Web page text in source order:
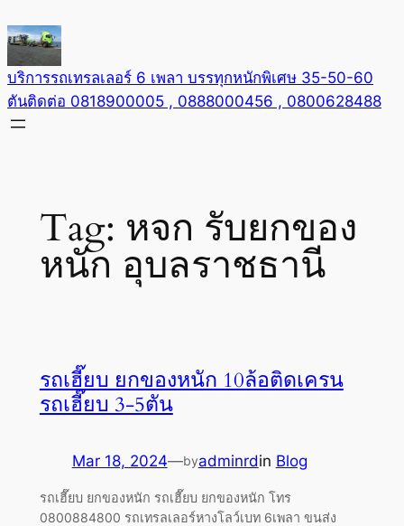
to
content
บริการรถเทรลเลอร์ 6 เพลา บรรทุกหนักพิเศษ 35-50-60
ตันติดต่อ 0818900005 , 0888000456 , 0800628488
Tag: หจก รับยกของ
หนัก อุบลราชธานี
รถเฮี๊ยบ ยกของหนัก 10ล้อติดเครน
รถเฮี๊ยบ 3-5ตัน
Mar 18, 2024—byadminrdin Blog
รถเฮี๊ยบ ยกของหนัก รถเฮี๊ยบ ยกของหนัก โทร
0800884800 รถเทรลเลอร์หางโลว์เบท 6เพลา ขนส่ง